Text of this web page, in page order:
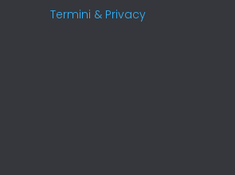
Termini & Privacy